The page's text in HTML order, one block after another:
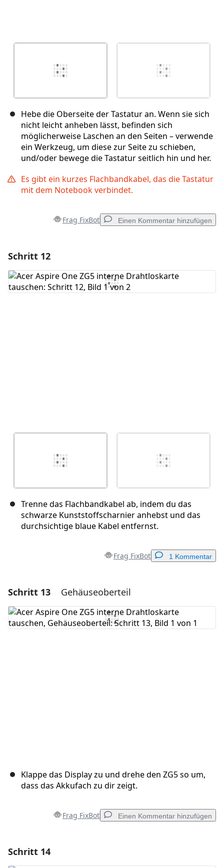
Hebe die Oberseite der Tastatur an. Wenn sie sich
nicht leicht anheben lässt, befinden sich
möglicherweise Laschen an den Seiten – verwende
ein Werkzeug, um diese zur Seite zu schieben,
und/oder bewege die Tastatur seitlich hin und her.
Es gibt ein kurzes Flachbandkabel, das die Tastatur
mit dem Notebook verbindet.
Frag FixBot Einen Kommentar hinzufügen
Kommentar hinzufügen
Schritt 12
Trenne das Flachbandkabel ab, indem du das
schwarze Kunststoffscharnier anhebst und das
durchsichtige blaue Kabel entfernst.
Frag FixBot 1 Kommentar
Einen Kommentar hinzufügen
Kommentar hinzufügen
Schritt 13 Gehäuseoberteil
Klappe das Display zu und drehe den ZG5 so um,
dass das Akkufach zu dir zeigt.
Frag FixBot Einen Kommentar hinzufügen
Schritt 14